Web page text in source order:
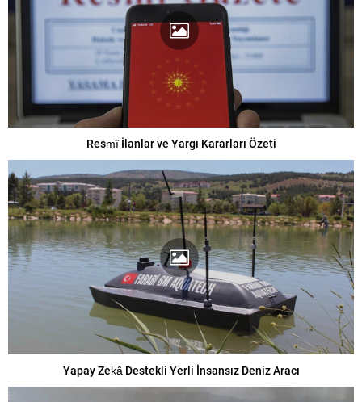
Resmî İlanlar ve Yargı Kararları Özeti
Yapay Zekâ Destekli Yerli İnsansız Deniz Aracı